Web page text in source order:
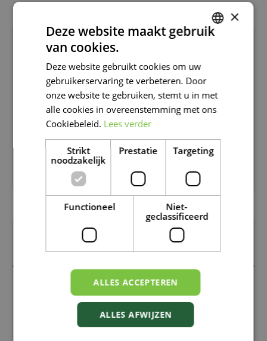
99
Beschikbaar inFamiflora Moeskroen
Beschikbaar inFamiflora De Panne
Onze Happy Deals zijn extra laag geprijsd
7 dagen op 7 open!
Specificaties
Deze organische meststof kan algemeen toegepast
borders, bloemenperken, bij
sierheesters, rozen en bomen. De evenwichtige
samenstelling zorgt voor stevige sterke planten met
×
Deze website maakt gebruik
van cookies.
Deze website gebruikt cookies om uw
gebruikerservaring te verbeteren. Door
onze website te gebruiken, stemt u in met
alle cookies in overeenstemming met ons
Cookiebeleid. Lees verder
Strikt
noodzakelijk
Prestatie Targeting
Functioneel
Niet-
geclassificeerd
ALLES ACCEPTEREN
ALLES AFWIJZEN